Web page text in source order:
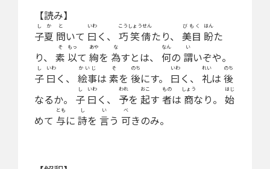
【読み】
子夏
しか
問
と
いて 曰
いわ
く、巧笑倩
こうしょうせん
たり、美目
びもく
盼
はん
た
り、素
そ
以
もっ
て絢
あや
を 為
な
すとは、 何
なん
の 謂
い
いぞや。
子
し
曰
いわ
く、絵事
かいじ
は素
そ
を後
のち
にす。 曰
いわ
く、 礼
れい
は後
のち
なるか。 子
し
曰
いわ
く、 予
われ
を起
おこ
す者
もの
は 商
しょう
なり。始
はじ
めて与
とも
に詩
し
を言
い
う 可
べ
きのみ。